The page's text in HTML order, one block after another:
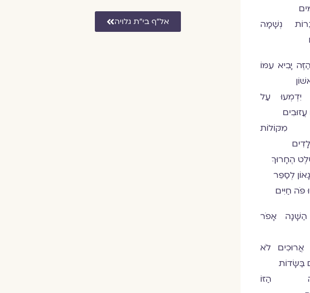
נְשָׁמָה
יָבִיא עִמּוֹ
יִדְמְעוּ עַל
מִקּוֹלוֹת
הֶחָרוּךְ
לְסַפֵּר
פֹּה חַיִּים
הַשָּׁנָה אָפֹר
אֲרוּכִים לֹא
בַּשָּׂדוֹת
הַזּוֹ
אל״ף בי״ת גלויה